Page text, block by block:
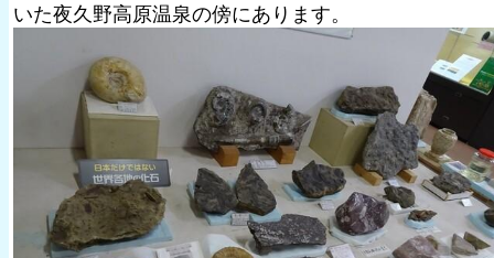
いた夜久野高原温泉の傍にあります。